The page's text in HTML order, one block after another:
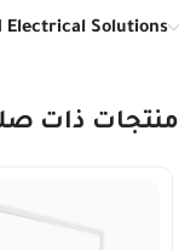
Electrical Solutions
منتجات ذات